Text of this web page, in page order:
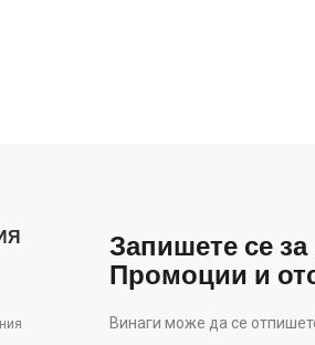
Запишете се
Промоции и
Винаги може да се